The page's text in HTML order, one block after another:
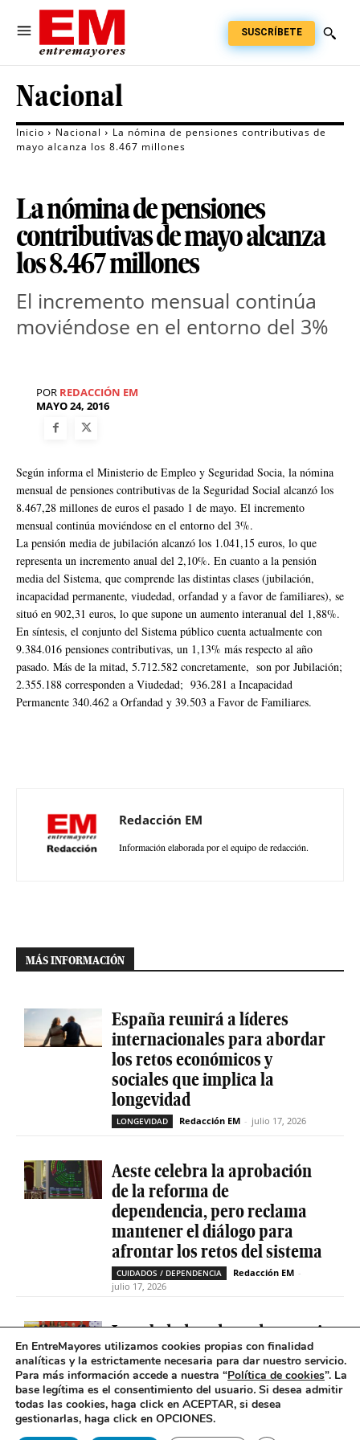
SUSCRÍBETE
Nacional
Inicio Nacional
La nómina de pensiones contributivas de
mayo alcanza los 8.467 millones
La nómina de pensiones
contributivas de mayo alcanza
los 8.467 millones
El incremento mensual continúa
moviéndose en el entorno del 3%
POR REDACCIÓN EM
MAYO 24, 2016
Según informa el Ministerio de Empleo y Seguridad Socia, la nómina
mensual de pensiones contributivas de la Seguridad Social alcanzó los
8.467,28 millones de euros el pasado 1 de mayo. El incremento
mensual continúa moviéndose en el entorno del 3%.
La pensión media de jubilación alcanzó los 1.041,15 euros, lo que
representa un incremento anual del 2,10%. En cuanto a la pensión
media del Sistema, que comprende las distintas clases (jubilación,
incapacidad permanente, viudedad, orfandad y a favor de familiares), se
situó en 902,31 euros, lo que supone un aumento interanual del 1,88%.
En síntesis, el conjunto del Sistema público cuenta actualmente con
9.384.016 pensiones contributivas, un 1,13% más respecto al año
pasado. Más de la mitad, 5.712.582 concretamente, son por Jubilación;
2.355.188 corresponden a Viudedad; 936.281 a Incapacidad
Permanente 340.462 a Orfandad y 39.503 a Favor de Familiares.
Redacción EM
Información elaborada por el equipo de redacción.
MÁS INFORMACIÓN
España reunirá a líderes
internacionales para abordar
los retos económicos y
sociales que implica la
longevidad
LONGEVIDAD Redacción EM - julio 17, 2026
Aeste celebra la aprobación
de la reforma de
dependencia, pero reclama
mantener el diálogo para
afrontar los retos del sistema
CUIDADOS / DEPENDENCIA Redacción EM -
julio 17, 2026
La soledad no deseada es casi
cinco veces superior entre
personas que tienen
problemas de salud mental
SOLEDAD NO DESEADA Redacción EM
julio 16, 2026
En EntreMayores utilizamos cookies propias con finalidad
analíticas y la estrictamente necesaria para dar nuestro servicio.
Para más información accede a nuestra “Política de cookies”. La
base legítima es el consentimiento del usuario. Si desea admitir
todas las cookies, haga click en ACEPTAR, si desea
gestionarlas, haga click en OPCIONES.